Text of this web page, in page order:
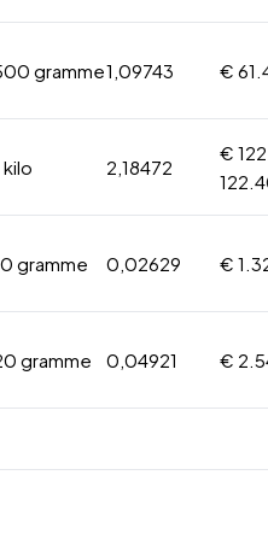
gramme1,09743 €
kilo 2,18472
€
gramme 0,02629 €
gramme 0,04921 €